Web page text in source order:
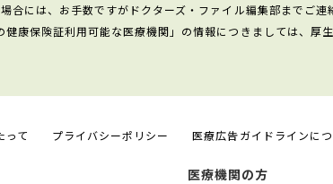
合には、お手数ですがドクターズ・ファイル編集部までご連
康保険証利用可能な医療機関」の情報につきましては、厚
って プライバシーポリシー 医療広告ガイドラインに
医療機関の方